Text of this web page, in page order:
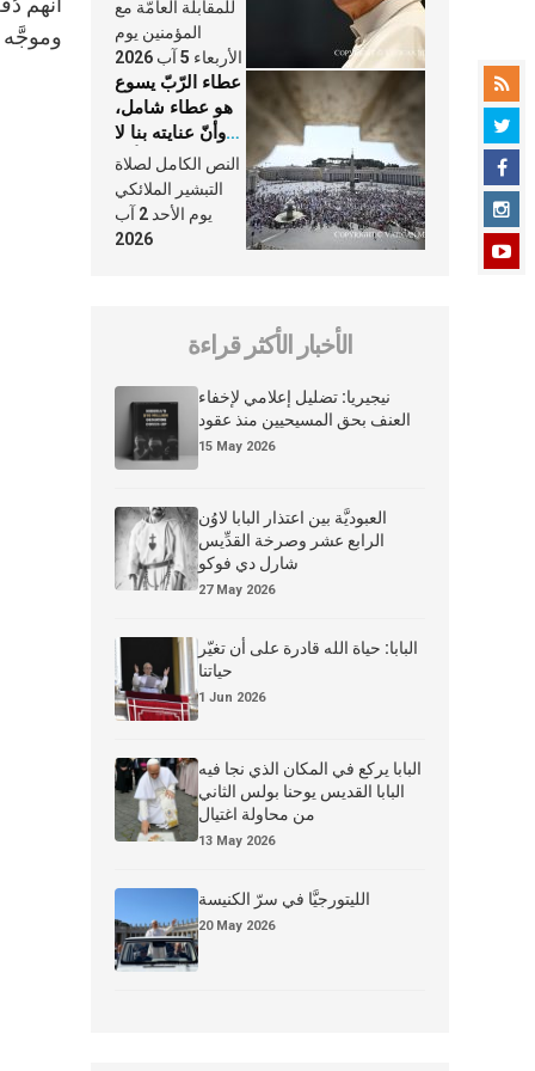
وموجَّه
الكنيسة
للمقابلة العامّة مع
المؤمنين يوم
الأربعاء 5 آب 2026
عطاء الرّبّ يسوع
هو عطاء شامل،
وأنّ عنايته بنا لا
تغيب عنّا أبدًا
النص الكامل لصلاة
التبشير الملائكي
يوم الأحد 2 آب
2026
الأخبار الأكثر قراءة
نيجيريا: تضليل إعلامي لإخفاء
العنف بحق المسيحيين منذ عقود
15 May 2026
العبوديَّة بين اعتذار البابا لاوُن
الرابع عشر وصرخة القدِّيس
شارل دي فوكو
27 May 2026
البابا: حياة الله قادرة على أن تغيّر
حياتنا
1 Jun 2026
البابا يركع في المكان الذي نجا فيه
البابا القديس يوحنا بولس الثاني
من محاولة اغتيال
13 May 2026
الليتورجيَّا في سرّ الكنيسة
20 May 2026